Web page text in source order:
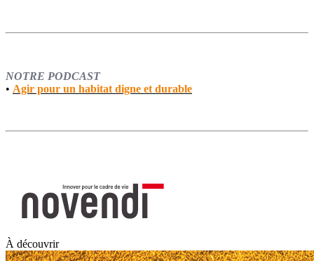
NOTRE PODCAST
• Agir pour un habitat digne et durable
À découvrir